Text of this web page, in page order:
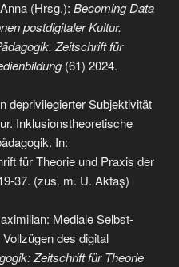
(Hrsg.): Becoming Data
postdigitaler Kultur.
Zeitschrift für
(61) 2024.
deprivilegierter Subjektivität
Inklusionstheoretische
In:
für Theorie und Praxis der
37. (zus. m. U. Aktaş)
Mediale Selbst-
des digital
Zeitschrift für Theorie